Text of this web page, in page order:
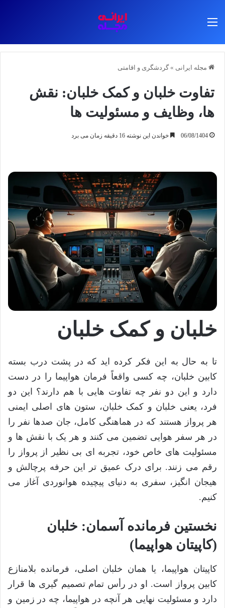
مجله ایرانی » گردشگری و اقامتی
تفاوت خلبان و کمک خلبان: نقش
ها، وظایف و مسئولیت ها
06/08/1404 خواندن این نوشته 16 دقیقه زمان می برد
خلبان و کمک خلبان
تا به حال به این فکر کرده اید که در پشت درب بسته
کابین خلبان، چه کسی واقعاً فرمان هواپیما را در دست
دارد و این دو نفر چه تفاوت هایی با هم دارند؟ این دو
فرد، یعنی خلبان و کمک خلبان، ستون های اصلی ایمنی
هر پرواز هستند که در هماهنگی کامل، جان صدها نفر را
در هر سفر هوایی تضمین می کنند و هر یک با نقش ها و
مسئولیت های خاص خود، تجربه ای بی نظیر از پرواز را
رقم می زنند. برای درک عمیق تر این حرفه پرچالش و
هیجان انگیز، سفری به دنیای پیچیده هوانوردی آغاز می
کنیم.
نخستین فرمانده آسمان: خلبان
(کاپیتان هواپیما)
کاپیتان هواپیما، یا همان خلبان اصلی، فرمانده بلامنازع
کابین پرواز است. او در رأس تمام تصمیم گیری ها قرار
دارد و مسئولیت نهایی هر آنچه در هواپیما، چه در زمین و